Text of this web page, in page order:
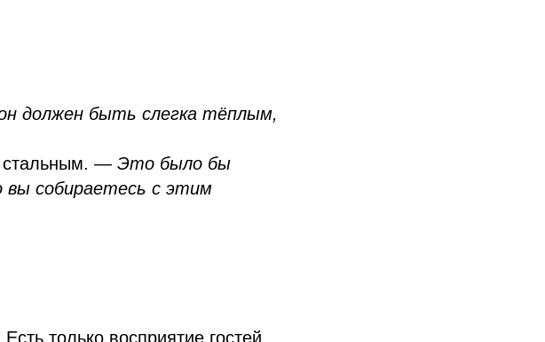
должен быть слегка тёплым,
стальным. — Это было бы
вы собираетесь с этим
только восприятие гостей.